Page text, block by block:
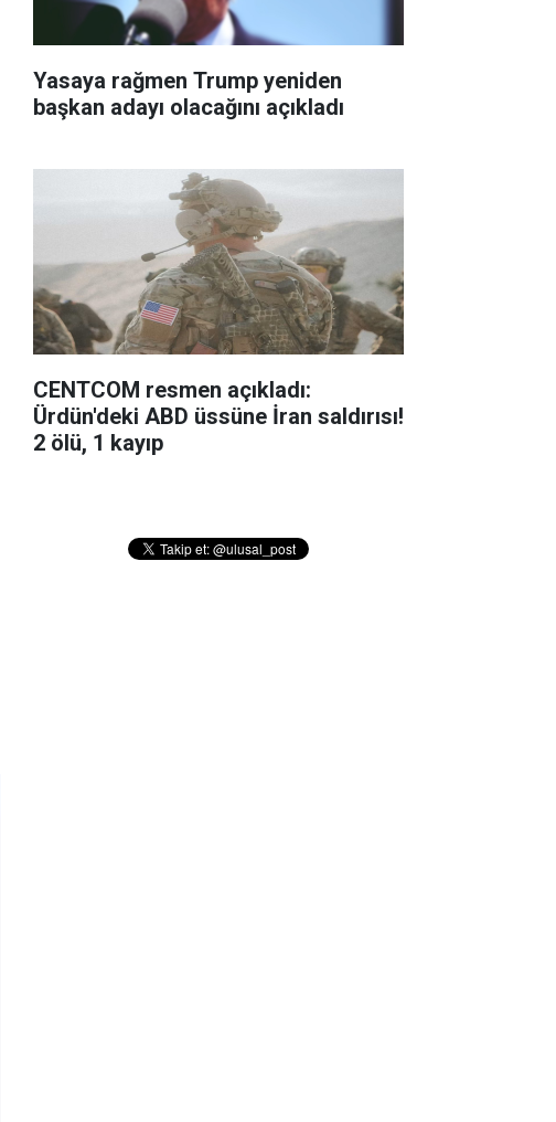
Yasaya rağmen Trump yeniden
başkan adayı olacağını açıkladı
CENTCOM resmen açıkladı:
Ürdün'deki ABD üssüne İran saldırısı!
2 ölü, 1 kayıp